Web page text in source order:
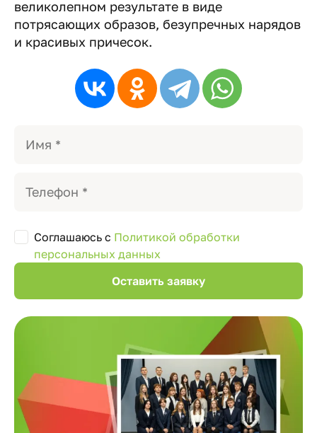
великолепном результате в виде
потрясающих образов, безупречных нарядов
и красивых причесок.
Соглашаюсь с Политикой обработки
персональных данных